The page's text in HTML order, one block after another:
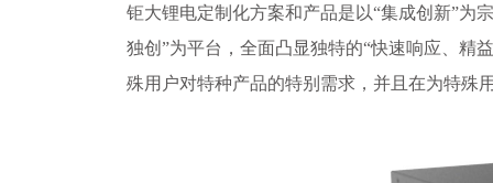
钜大锂电定制化方案和产品是以“集成创新”为
独创”为平台，全面凸显独特的“快速响应、精
殊用户对特种产品的特别需求，并且在为特殊